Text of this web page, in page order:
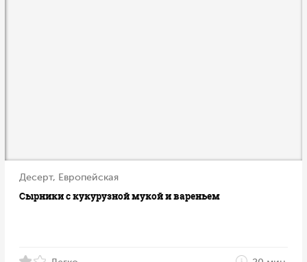
Десерт, Европейская
Сырники с кукурузной мукой и вареньем